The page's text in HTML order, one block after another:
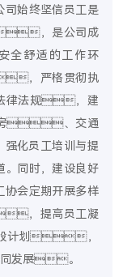
始终坚信员工是
，是公司成
全舒适的工作环
，严格贯彻执
法律法规，建
、交通
化员工培训与提
同时，建设良好
会定期开展多样
，提高员工凝
计划，
发展。